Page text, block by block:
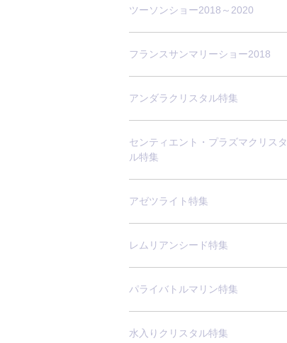
ツーソンショー2018～2020
フランスサンマリーショー2018
アンダラクリスタル特集
センティエント・プラズマクリスタ
ル特集
アゼツライト特集
レムリアンシード特集
パライバトルマリン特集
水入りクリスタル特集